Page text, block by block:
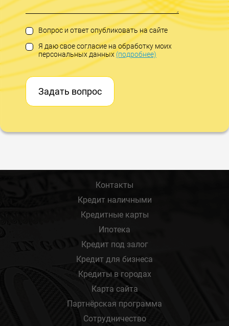
Вопрос и ответ опубликовать на сайте
Я даю свое согласие на обработку моих
персональных данных(подробнее)
Задать вопрос
Контакты
Кредит наличными
Кредитные карты
Ипотека
Кредит под залог
Кредит для бизнеса
Кредиты в городах
Карта сайта
Партнёрская программа
Сотрудничество